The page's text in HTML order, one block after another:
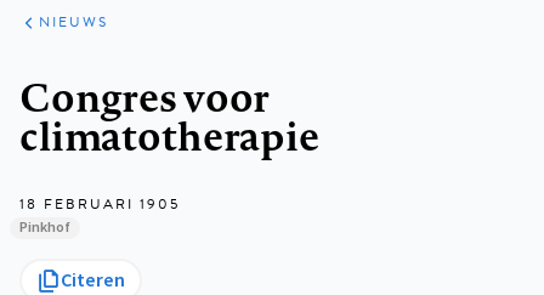
ARTIKELEN
HET
KORT
NIEUWS
Congres voor
climatotherapie
18 FEBRUARI 1905
Pinkhof
Citeren